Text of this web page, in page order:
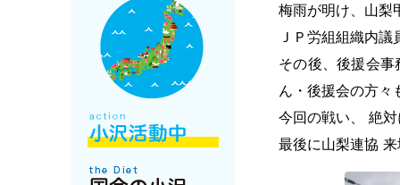
梅雨が明け、山梨
ＪＰ労組組織内
その後、後援会
ん・後援会の方々
今回の戦い、 絶
最後に山梨連協